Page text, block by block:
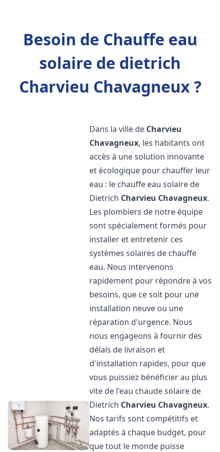
Besoin de Chauffe eau
solaire de dietrich
Charvieu Chavagneux ?
Dans la ville de Charvieu
Chavagneux, les habitants ont
accès à une solution innovante
et écologique pour chauffer leur
eau : le chauffe eau solaire de
Dietrich Charvieu Chavagneux.
Les plombiers de notre équipe
sont spécialement formés pour
installer et entretenir ces
systèmes solaires de chauffe
eau. Nous intervenons
rapidement pour répondre à vos
besoins, que ce soit pour une
installation neuve ou une
réparation d'urgence. Nous
nous engageons à fournir des
délais de livraison et
d'installation rapides, pour que
vous puissiez bénéficier au plus
vite de l'eau chaude solaire de
Dietrich Charvieu Chavagneux.
Nos tarifs sont compétitifs et
adaptés à chaque budget, pour
que tout le monde puisse